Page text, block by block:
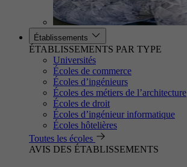
Établissements
ÉTABLISSEMENTS PAR TYPE
Universités
Écoles de commerce
Écoles d’ingénieurs
Écoles des métiers de l’architecture
Écoles de droit
Écoles d’ingénieur informatique
Écoles hôtelières
Toutes les écoles
AVIS DES ÉTABLISSEMENTS